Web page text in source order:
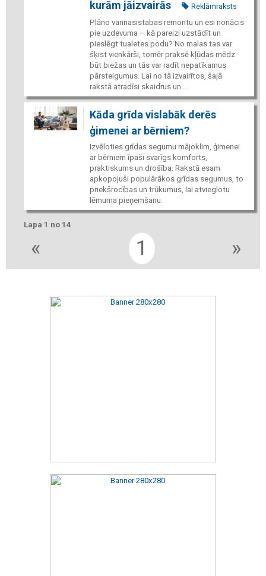
kurām jāizvairās
Reklāmraksts
Plāno vannasistabas remontu un esi nonācis
pie uzdevuma – kā pareizi uzstādīt un
pieslēgt tualetes podu? No malas tas var
šķist vienkārši, tomēr praksē kļūdas mēdz
būt biežas un tās var radīt nepatīkamus
pārsteigumus. Lai no tā izvairītos, šajā
rakstā atradīsi skaidrus un ...
Kāda grīda vislabāk derēs
ģimenei ar bērniem?
Izvēloties grīdas segumu mājoklim, ģimenei
ar bērniem īpaši svarīgs komforts,
praktiskums un drošība. Rakstā esam
apkopojuši populārākos grīdas segumus, to
priekšrocības un trūkumus, lai atvieglotu
lēmuma pieņemšanu.
Lapa 1 no 14
« 1 »